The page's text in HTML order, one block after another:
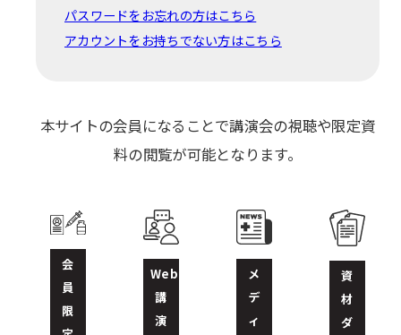
パスワードをお忘れの⽅はこちら
アカウントをお持ちでない方はこちら
本サイトの会員になることで講演会の視聴や限定資
料の閲覧が可能となります。
会
員
限
Web
講
演
メ
デ
ィ
資
材
ダ